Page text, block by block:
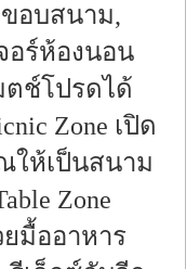
อบสนาม,
อร์ห้องนอน
ช์โปรดได้
Zone เปิด
ให้เป็นสนาม
Zone
มื้ออาหาร